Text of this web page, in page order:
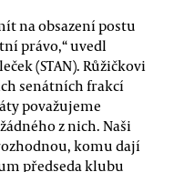
na obsazení postu
právo,“ uvedl
(STAN). Růžičkovi
senátních frakcí
považujeme
z nich. Naši
komu dají
předseda klubu